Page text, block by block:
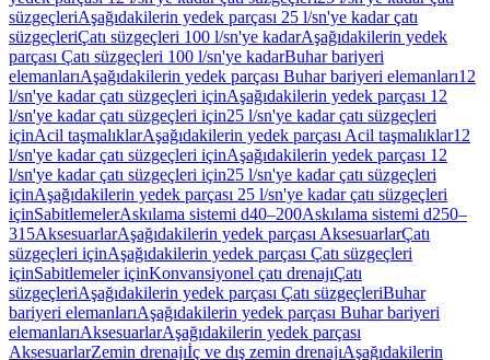
süzgeçleriAşağıdakilerin yedek parçası 25 l/sn'ye kadar çatı
süzgeçleriÇatı süzgeçleri 100 l/sn'ye kadarAşağıdakilerin yedek
parçası Çatı süzgeçleri 100 l/sn'ye kadarBuhar bariyeri
elemanlarıAşağıdakilerin yedek parçası Buhar bariyeri elemanları12
l/sn'ye kadar çatı süzgeçleri içinAşağıdakilerin yedek parçası 12
l/sn'ye kadar çatı süzgeçleri için25 l/sn'ye kadar çatı süzgeçleri
içinAcil taşmalıklarAşağıdakilerin yedek parçası Acil taşmalıklar12
l/sn'ye kadar çatı süzgeçleri içinAşağıdakilerin yedek parçası 12
l/sn'ye kadar çatı süzgeçleri için25 l/sn'ye kadar çatı süzgeçleri
içinAşağıdakilerin yedek parçası 25 l/sn'ye kadar çatı süzgeçleri
içinSabitlemelerAskılama sistemi d40–200Askılama sistemi d250–
315AksesuarlarAşağıdakilerin yedek parçası AksesuarlarÇatı
süzgeçleri içinAşağıdakilerin yedek parçası Çatı süzgeçleri
içinSabitlemeler içinKonvansiyonel çatı drenajıÇatı
süzgeçleriAşağıdakilerin yedek parçası Çatı süzgeçleriBuhar
bariyeri elemanlarıAşağıdakilerin yedek parçası Buhar bariyeri
elemanlarıAksesuarlarAşağıdakilerin yedek parçası
AksesuarlarZemin drenajıİç ve dış zemin drenajıAşağıdakilerin